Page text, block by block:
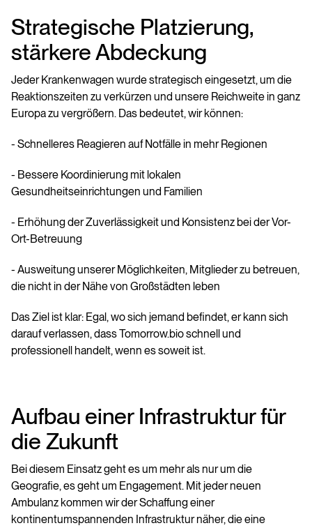
Strategische Platzierung,
stärkere Abdeckung
Jeder Krankenwagen wurde strategisch eingesetzt, um die
Reaktionszeiten zu verkürzen und unsere Reichweite in ganz
Europa zu vergrößern. Das bedeutet, wir können:
- Schnelleres Reagieren auf Notfälle in mehr Regionen
- Bessere Koordinierung mit lokalen
Gesundheitseinrichtungen und Familien
- Erhöhung der Zuverlässigkeit und Konsistenz bei der Vor-
Ort-Betreuung
- Ausweitung unserer Möglichkeiten, Mitglieder zu betreuen,
die nicht in der Nähe von Großstädten leben
Das Ziel ist klar: Egal, wo sich jemand befindet, er kann sich
darauf verlassen, dass Tomorrow.bio schnell und
professionell handelt, wenn es soweit ist.
Aufbau einer Infrastruktur für
die Zukunft
Bei diesem Einsatz geht es um mehr als nur um die
Geografie, es geht um Engagement. Mit jeder neuen
Ambulanz kommen wir der Schaffung einer
kontinentumspannenden Infrastruktur näher, die eine